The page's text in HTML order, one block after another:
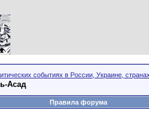
событиях в России, Украине,
Асад
Правила форума